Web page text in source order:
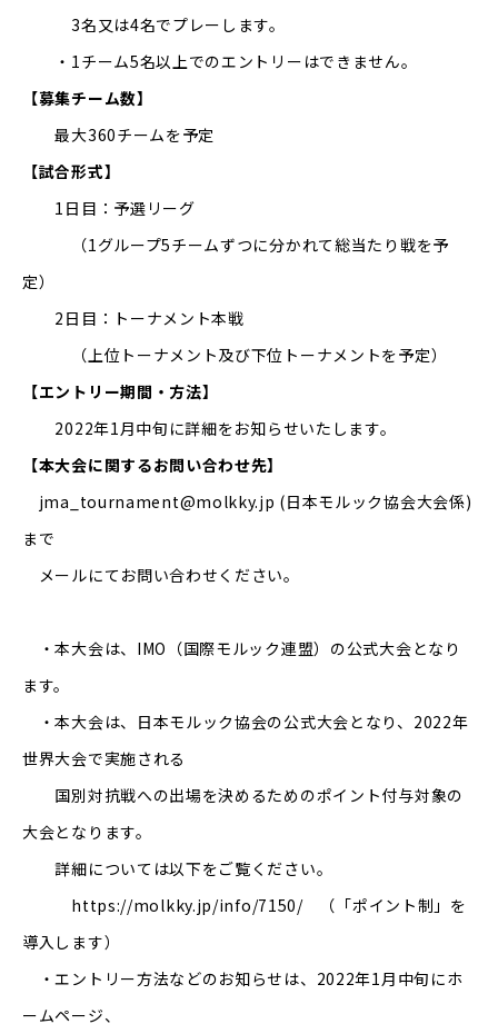
3名又は4名でプレーします。
・1チーム5名以上でのエントリーはできません。
【募集チーム数】
最大360チームを予定
【試合形式】
1日目：予選リーグ
（1グループ5チームずつに分かれて総当たり戦を予
定）
2日目：トーナメント本戦
（上位トーナメント及び下位トーナメントを予定）
【エントリー期間・方法】
2022年1月中旬に詳細をお知らせいたします。
【本大会に関するお問い合わせ先】
jma_tournament@molkky.jp (日本モルック協会大会係)
まで
メールにてお問い合わせください。
・本大会は、IMO（国際モルック連盟）の公式大会となり
ます。
・本大会は、日本モルック協会の公式大会となり、2022年
世界大会で実施される
国別対抗戦への出場を決めるためのポイント付与対象の
大会となります。
詳細については以下をご覧ください。
https://molkky.jp/info/7150/（「ポイント制」を
導入します）
・エントリー方法などのお知らせは、2022年1月中旬にホ
ームページ、